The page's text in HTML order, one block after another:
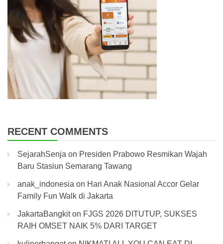
RECENT COMMENTS
SejarahSenja on Presiden Prabowo Resmikan Wajah
Baru Stasiun Semarang Tawang
anak_indonesia on Hari Anak Nasional Accor Gelar
Family Fun Walk di Jakarta
JakartaBangkiton FJGS 2026 DITUTUP, SUKSES
RAIH OMSET NAIK 5% DARI TARGET